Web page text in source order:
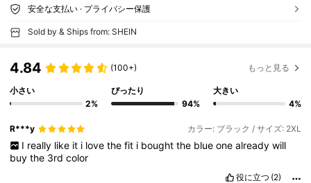
安全な支払い · プライバシー保護
Sold by & Ships from: SHEIN
4.84 (100+) もっと見る
小さい
2%
ぴったり
94%
大きい
4%
R***y カラー: ブラック / サイズ: 2XL
I really like it i love the fit i bought the blue one already will
buythe 3rdcolor
役に立つ (2)